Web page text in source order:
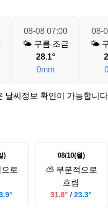
08-08 07:00
🌤️ 구름 조금
28.1°
0mm
08-
🌤️
날씨정보 확인이 가능합니
)
로
08/10(월)
⛅ 부분적으로
흐림
31.8° / 23.3°